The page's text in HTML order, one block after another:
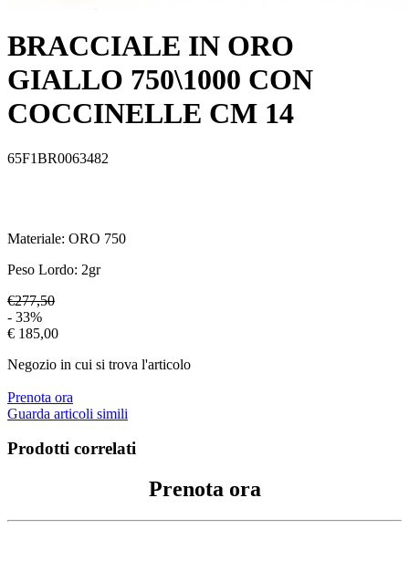
BRACCIALE IN ORO
GIALLO 750\1000 CON
COCCINELLE CM 14
65F1BR0063482
Materiale: ORO 750
Peso Lordo: 2gr
€277,50
- 33%
€ 185,00
Negozio in cui si trova l'articolo
Prenota ora
Guarda articoli simili
Prodotti correlati
Prenota ora